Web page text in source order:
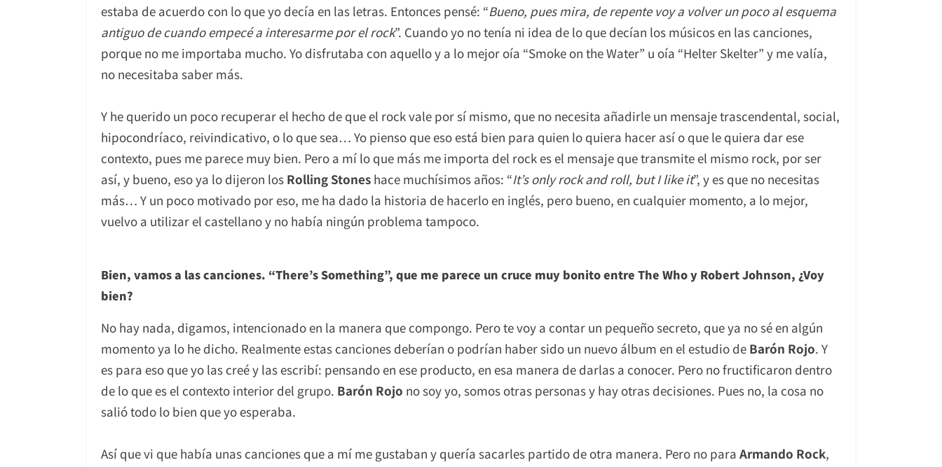
estaba de acuerdo con lo que yo decía en las letras. Entonces pensé: “Bueno, pues mira, de repente voy a volver un poco al esquema
antiguo de cuando empecé a interesarme por el rock”. Cuando yo no tenía ni idea de lo que decían los músicos en las canciones,
porque no me importaba mucho. Yo disfrutaba con aquello y a lo mejor oía “Smoke on the Water” u oía “Helter Skelter” y me valía,
no necesitaba saber más.
Y he querido un poco recuperar el hecho de que el rock vale por sí mismo, que no necesita añadirle un mensaje trascendental, social,
hipocondríaco, reivindicativo, o lo que sea… Yo pienso que eso está bien para quien lo quiera hacer así o que le quiera dar ese
contexto, pues me parece muy bien. Pero a mí lo que más me importa del rock es el mensaje que transmite el mismo rock, por ser
así, y bueno, eso ya lo dijeron los Rolling Stones hace muchísimos años: “It’s only rock and roll, but I like it”, y es que no necesitas
más… Y un poco motivado por eso, me ha dado la historia de hacerlo en inglés, pero bueno, en cualquier momento, a lo mejor,
vuelvo a utilizar el castellano y no había ningún problema tampoco.
Bien, vamos a las canciones. “There’s Something”, que me parece un cruce muy bonito entre The Who y Robert Johnson, ¿Voy
bien?
No hay nada, digamos, intencionado en la manera que compongo. Pero te voy a contar un pequeño secreto, que ya no sé en algún
momento ya lo he dicho. Realmente estas canciones deberían o podrían haber sido un nuevo álbum en el estudio de Barón Rojo. Y
es para eso que yo las creé y las escribí: pensando en ese producto, en esa manera de darlas a conocer. Pero no fructificaron dentro
de lo que es el contexto interior del grupo. Barón Rojo no soy yo, somos otras personas y hay otras decisiones. Pues no, la cosa no
salió todo lo bien que yo esperaba.
Así que vi que había unas canciones que a mí me gustaban y quería sacarles partido de otra manera. Pero no para Armando Rock,